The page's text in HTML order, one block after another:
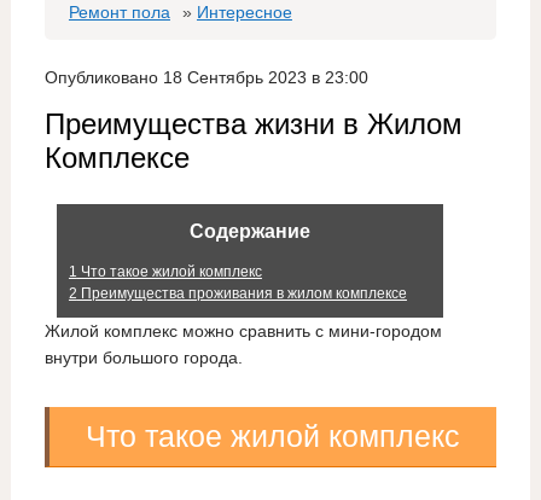
Ремонт пола » Интересное
Опубликовано 18 Сентябрь 2023 в 23:00
Преимущества жизни в Жилом
Комплексе
Содержание
1 Что такое жилой комплекс
2 Преимущества проживания в жилом комплексе
Жилой комплекс можно сравнить с мини-городом
внутри большого города.
Что такое жилой комплекс